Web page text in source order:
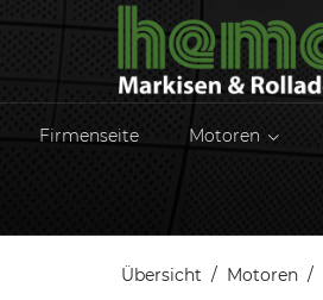
Firmenseite Motoren
Übersicht Motoren